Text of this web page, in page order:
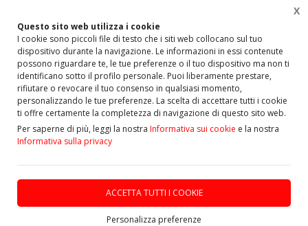
Questo sito web utilizza i cookie
I cookie sono piccoli file di testo che i siti web collocano sul tuo
dispositivo durante la navigazione. Le informazioni in essi contenute
possono riguardare te, le tue preferenze o il tuo dispositivo ma non ti
identificano sotto il profilo personale. Puoi liberamente prestare,
rifiutare o revocare il tuo consenso in qualsiasi momento,
personalizzando le tue preferenze. La scelta di accettare tutti i cookie
ti offre certamente la completezza di navigazione di questo sito web.
Per saperne di più, leggi la nostra Informativa sui cookie e la nostra
Informativa sulla privacy
ACCETTA TUTTI I COOKIE
Personalizza preferenze
X
Home Vetrina ALBERI TRASMISSIONE
Albero Trasmissione Nuovo
DACIA DUSTER